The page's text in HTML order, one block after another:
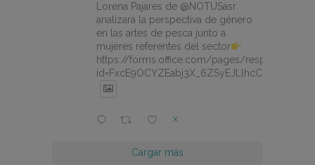
Lorena Pajares de @NOTUSasr
analizará la perspectiva de género
en las artes de pesca junto a
mujeres referentes del sector
https://forms.office.com/pages/
X
Cargar más